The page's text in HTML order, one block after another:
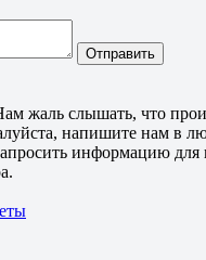
Отправить
жаль слышать, что
напишите нам в
информацию для